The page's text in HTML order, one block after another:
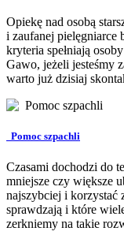
Opiekę nad osobą
i zaufanej
kryteria spełniają
Gawo, jeżeli jesteśmy
warto już dzisiaj
Pomoc szpachli
Czasami dochodzi do
mniejsze czy większe
najszybciej i korzystać
sprawdzają i które
zerkniemy na takie